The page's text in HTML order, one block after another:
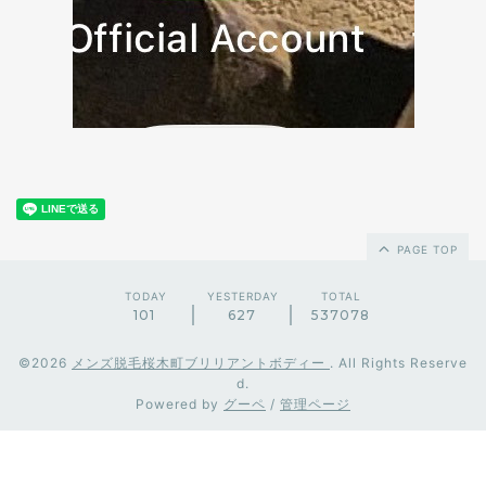
PAGE TOP
TODAY
101
YESTERDAY
627
TOTAL
537078
©2026 メンズ脱毛桜木町ブリリアントボディー . All Rights Reserve
d.
Powered by グーペ / 管理ページ